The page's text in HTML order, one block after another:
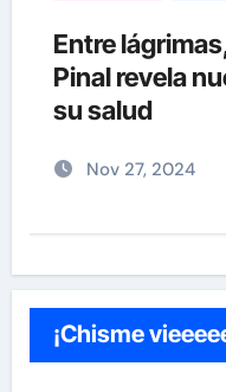
¡EXCLUSIVA!
detrás del
Sandoval y
Nov 26, 2024
¡Chisme